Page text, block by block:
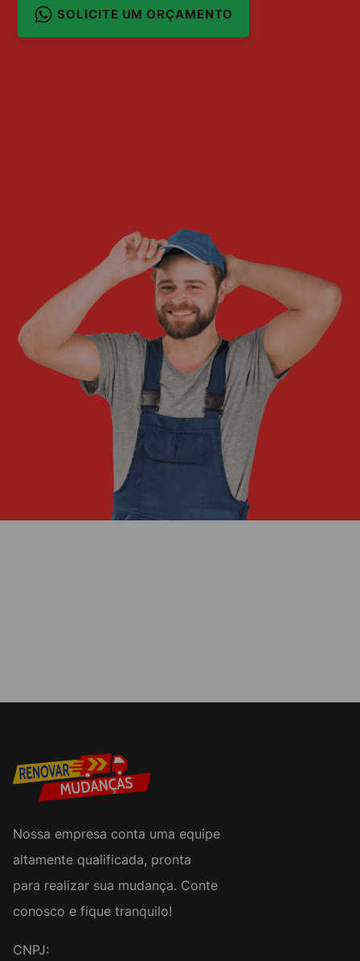
SOLICITE UM ORÇAMENTO
Nossa empresa conta uma equipe
altamente qualificada, pronta
para realizar sua mudança. Conte
conosco e fique tranquilo!
CNPJ: